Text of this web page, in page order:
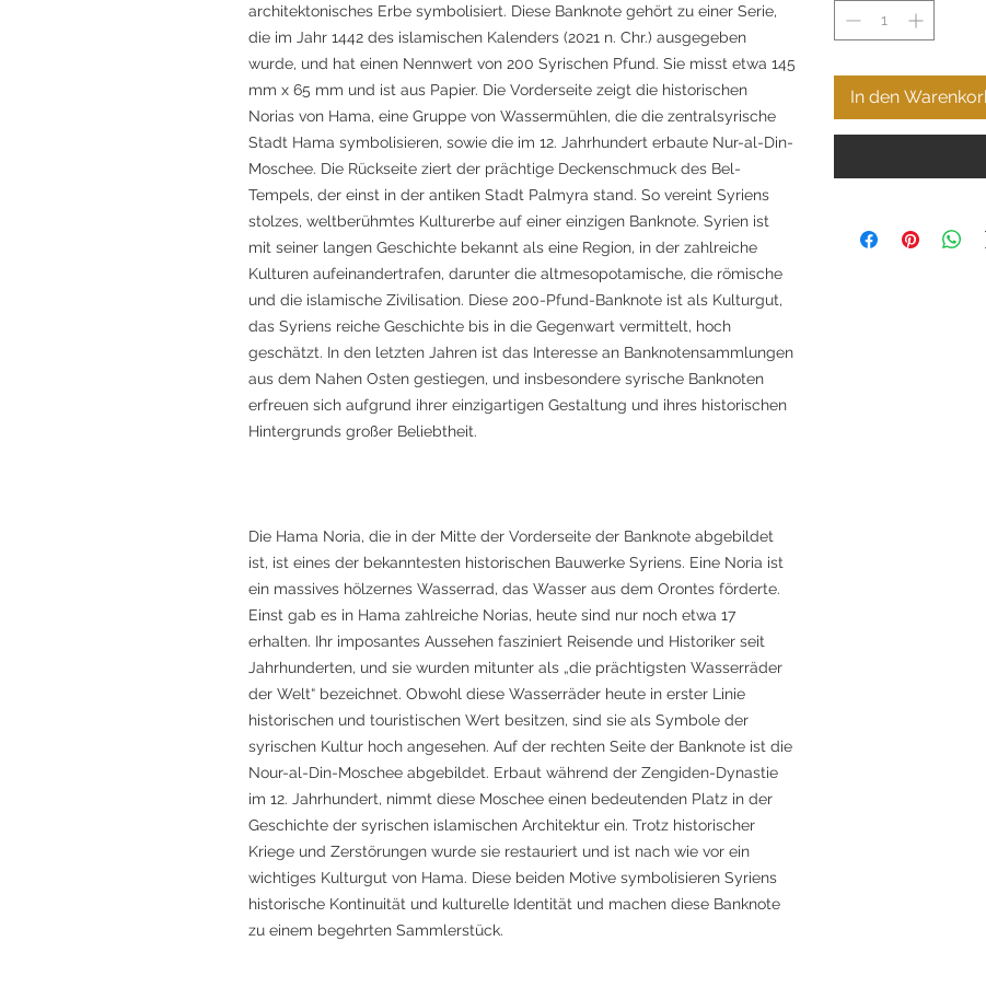
architektonisches Erbe symbolisiert. Diese Banknote gehört zu einer Serie,
die im Jahr 1442 des islamischen Kalenders (2021 n. Chr.) ausgegeben
wurde, und hat einen Nennwert von 200 Syrischen Pfund. Sie misst etwa 145
mm x 65 mm und ist aus Papier. Die Vorderseite zeigt die historischen
Norias von Hama, eine Gruppe von Wassermühlen, die die zentralsyrische
Stadt Hama symbolisieren, sowie die im 12. Jahrhundert erbaute Nur-al-Din-
Moschee. Die Rückseite ziert der prächtige Deckenschmuck des Bel-
Tempels, der einst in der antiken Stadt Palmyra stand. So vereint Syriens
stolzes, weltberühmtes Kulturerbe auf einer einzigen Banknote. Syrien ist
mit seiner langen Geschichte bekannt als eine Region, in der zahlreiche
Kulturen aufeinandertrafen, darunter die altmesopotamische, die römische
und die islamische Zivilisation. Diese 200-Pfund-Banknote ist als Kulturgut,
das Syriens reiche Geschichte bis in die Gegenwart vermittelt, hoch
geschätzt. In den letzten Jahren ist das Interesse an Banknotensammlungen
aus dem Nahen Osten gestiegen, und insbesondere syrische Banknoten
erfreuen sich aufgrund ihrer einzigartigen Gestaltung und ihres historischen
Hintergrunds großer Beliebtheit.
Die Hama Noria, die in der Mitte der Vorderseite der Banknote abgebildet
ist, ist eines der bekanntesten historischen Bauwerke Syriens. Eine Noria ist
ein massives hölzernes Wasserrad, das Wasser aus dem Orontes förderte.
Einst gab es in Hama zahlreiche Norias, heute sind nur noch etwa 17
erhalten. Ihr imposantes Aussehen fasziniert Reisende und Historiker seit
Jahrhunderten, und sie wurden mitunter als „die prächtigsten Wasserräder
der Welt“ bezeichnet. Obwohl diese Wasserräder heute in erster Linie
historischen und touristischen Wert besitzen, sind sie als Symbole der
syrischen Kultur hoch angesehen. Auf der rechten Seite der Banknote ist die
Nour-al-Din-Moschee abgebildet. Erbaut während der Zengiden-Dynastie
im 12. Jahrhundert, nimmt diese Moschee einen bedeutenden Platz in der
Geschichte der syrischen islamischen Architektur ein. Trotz historischer
Kriege und Zerstörungen wurde sie restauriert und ist nach wie vor ein
wichtiges Kulturgut von Hama. Diese beiden Motive symbolisieren Syriens
historische Kontinuität und kulturelle Identität und machen diese Banknote
zu einem begehrten Sammlerstück.
In den